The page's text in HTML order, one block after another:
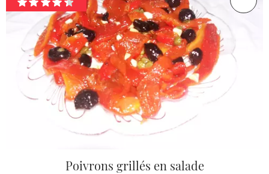
Poivrons grillés en salade